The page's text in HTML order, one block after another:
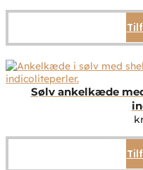
Sølv ankelkæde